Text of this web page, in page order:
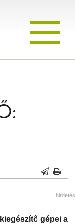
hirdetés
gépei a